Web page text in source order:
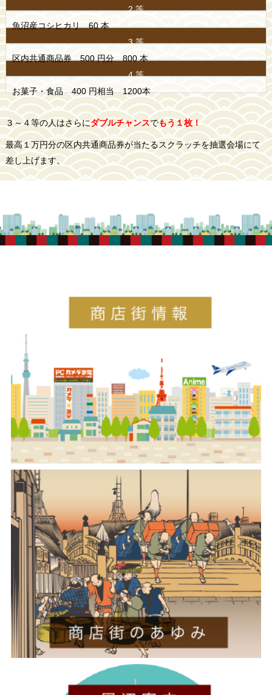
2 等
魚沼産コシヒカリ 60 本
3 等
区内共通商品券 500 円分 800 本
4 等
お菓子・食品 400 円相当 1200本
３～４等の人はさらにダブルチャンスでもう１枚！
最高１万円分の区内共通商品券が当たるスクラッチを抽選会場にて
差し上げます。